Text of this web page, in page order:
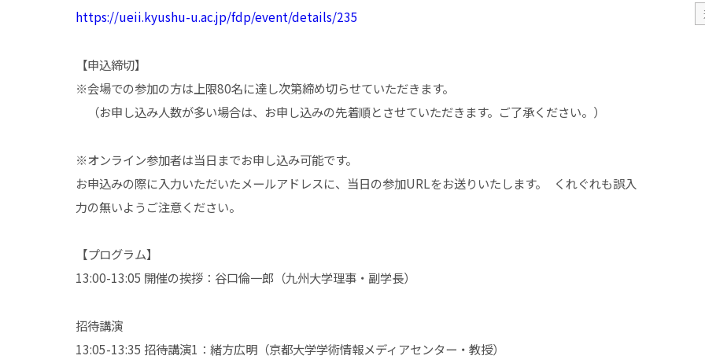
https://ueii.kyushu-u.ac.jp/fdp/event/details/235
【申込締切】
※会場での参加の方は上限80名に達し次第締め切らせていただきます。
（お申し込み人数が多い場合は、お申し込みの先着順とさせていただきます。ご了承ください。）
※オンライン参加者は当日までお申し込み可能です。
お申込みの際に入力いただいたメールアドレスに、当日の参加URLをお送りいたします。 くれぐれも誤入
力の無いようご注意ください。
【プログラム】
13:00-13:05 開催の挨拶：谷口倫一郎（九州大学理事・副学長）
招待講演
13:05-13:35 招待講演1：緒方広明（京都大学学術情報メディアセンター・教授）